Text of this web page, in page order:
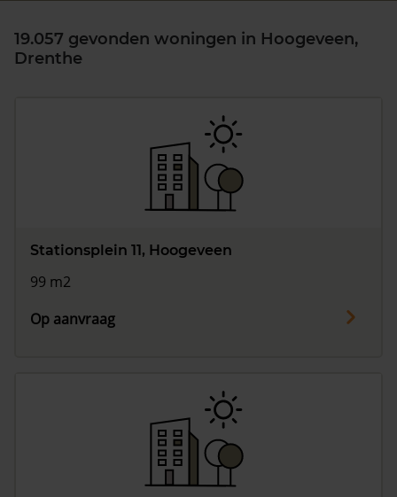
Vragen? Neem contact met ons op
088 220 4200
19.057 gevonden woningen in Hoogeveen,
Drenthe
Stationsplein 11, Hoogeveen
99 m2
Op aanvraag